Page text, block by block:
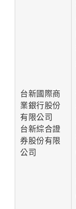
台新國際商
業銀行股份
有限公司
台新綜合證
券股份有限
公司